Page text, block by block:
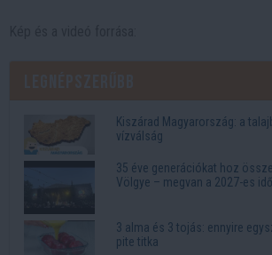
Kiszárad Magyarország: a
vízválság
35 éve generációkat hoz
Völgye – megvan a 2027-es
3 alma és 3 tojás: ennyire
pite titka